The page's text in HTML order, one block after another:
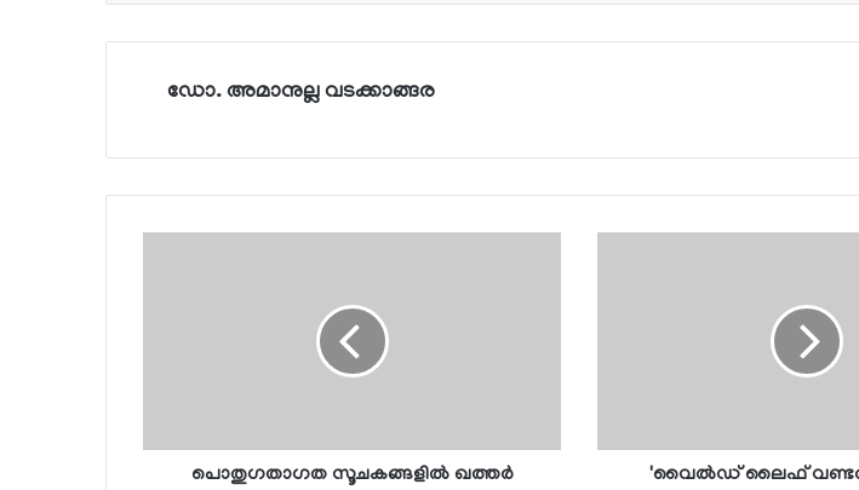
ഡോ. അമാനുല്ല വടക്കാങ്ങര
പൊതുഗതാഗത സൂചകങ്ങളില്‍ ഖത്തര്‍
'വൈല്‍ഡ് ലൈഫ്